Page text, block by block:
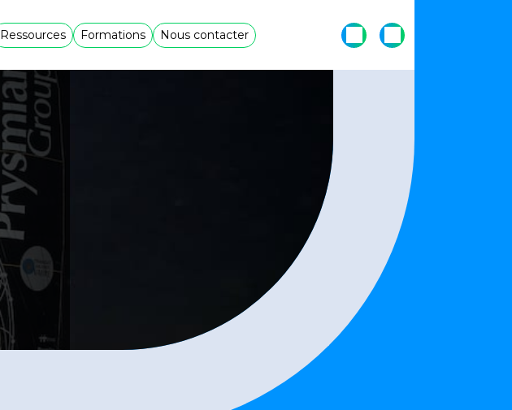
Ressources Formations Nous contacter